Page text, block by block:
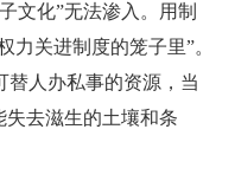
文化”无法渗入。用制
力关进制度的笼子里”。
替人办私事的资源，当
失去滋生的土壤和条